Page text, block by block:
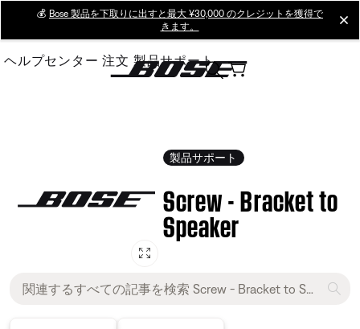
Main
💰 Bose 製品を下取りに出すと最大 ¥30,000 のクレジットを獲得で
きます。
ヘルプセンター 注文 製品サポート
製品サポート
Screw - Bracket to
Speaker